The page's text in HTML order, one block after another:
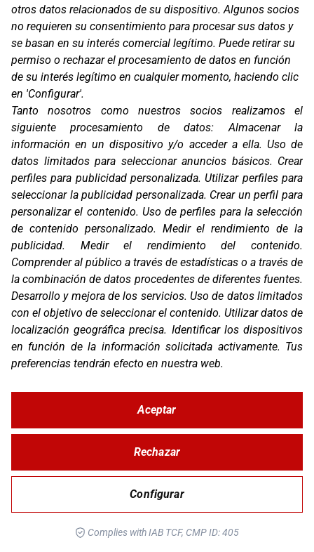
RSC EVO
STUNT EVO 2
otros datos relacionados de su dispositivo. Algunos socios
no requieren su consentimiento para procesar sus datos y
se basan en su interés comercial legítimo. Puede retirar su
permiso o rechazar el procesamiento de datos en función
de su interés legítimo en cualquier momento, haciendo clic
en 'Configurar'.
Tanto nosotros como nuestros socios realizamos el
siguiente procesamiento de datos:Almacenar la
información en un dispositivo y/o acceder a ella. Uso de
datos limitados para seleccionar anuncios básicos. Crear
perfiles para publicidad personalizada.Utilizar perfiles para
seleccionar la publicidad personalizada. Crear un perfil para
personalizar el contenido. Uso de perfiles para la selección
de contenido personalizado. Medir el rendimiento de la
publicidad. Medir el rendimiento del contenido.
Comprender al público a través de estadísticas o a través de
la combinación de datos procedentes de diferentes fuentes.
Desarrollo y mejora de los servicios.Uso de datos limitados
con el objetivo de seleccionar el contenido. Utilizar datos de
localización geográfica precisa. Identificar los dispositivos
en función de la información solicitada activamente. Tus
preferencias tendrán efecto en nuestra web.
Configurar
Rechazar
Aceptar
Complies with IAB TCF, CMP ID: 405